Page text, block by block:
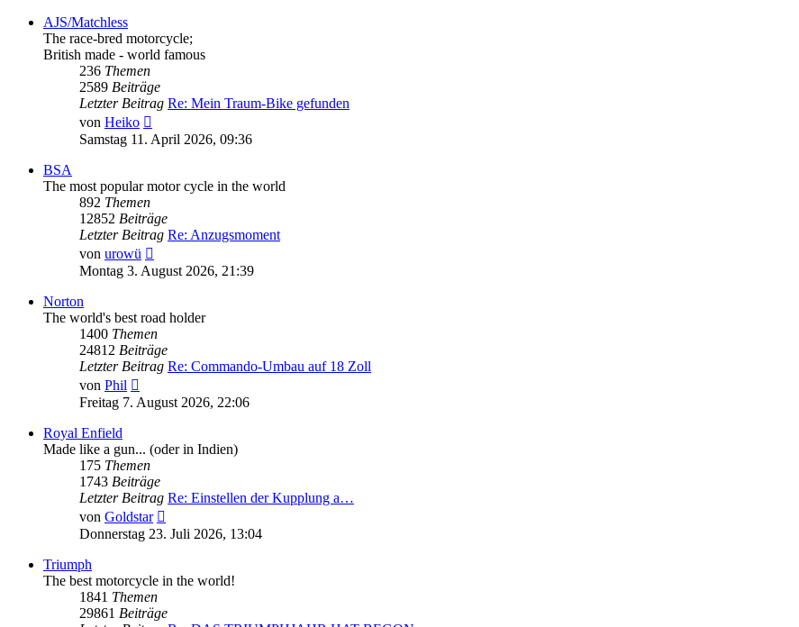
AJS/Matchless
The race-bred motorcycle;
British made - world famous
236 Themen
2589 Beiträge
Letzter Beitrag Re: Mein Traum-Bike gefunden
von Heiko
Beitrag
Samstag 11. April 2026, 09:36
BSA
The most popular motor cycle in the world
892 Themen
12852 Beiträge
Letzter Beitrag Re: Anzugsmoment
von urowü
Beitrag
Montag 3. August 2026, 21:39
Norton
The world's best road holder
1400 Themen
24812 Beiträge
Letzter Beitrag Re: Commando-Umbau auf 18 Zoll
von Phil
Beitrag
Freitag 7. August 2026, 22:06
Royal Enfield
Made like a gun... (oder in Indien)
175 Themen
1743 Beiträge
Letzter Beitrag Re: Einstellen der Kupplung a…
von Goldstar
Beitrag
Donnerstag 23. Juli 2026, 13:04
Triumph
The best motorcycle in the world!
1841 Themen
29861 Beiträge